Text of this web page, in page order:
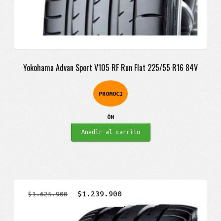
Yokohama Advan Sport V105 RF Run Flat 225/55 R16 84V
PROMOCI
ÓN
Añadir al carrito
$1.625.900
El
precio
$1.239.900
precio